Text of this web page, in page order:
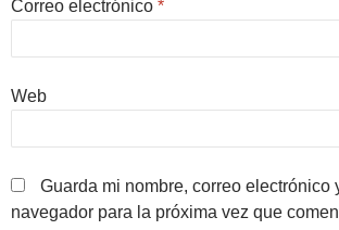
Correo electrónico *
Web
Guarda mi nombre, correo electrónico
navegador para la próxima vez que